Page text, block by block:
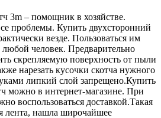
3m – помощник в хозяйстве.
проблемы. Купить двухсторонний
везде. Пользоваться им
человек. Предварительно
скрепляемую поверхность от пыли
нарезать кусочки скотча нужного
липкий слой запрещено.Купить
можно в интернет-магазине. При
воспользоваться доставкой.Такая
лента, нашла широчайшее